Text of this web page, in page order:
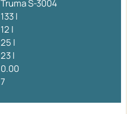
Truma S-3004
133 l
12 l
25 l
23 l
0.00
7